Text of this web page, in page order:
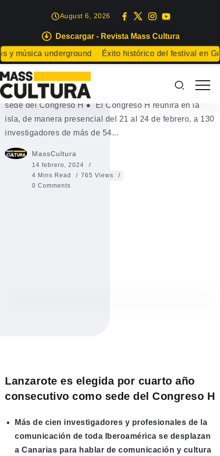
Descargar - Revista Mass Cultura
underground Éxito histórico del festival en Gran
August 6, 2026
EVENTOS
Lanzarote, sede del Congreso H
Lanzarote es elegida por cuarto año consecutivo como
sede del Congreso H ● El Congreso H reunirá en la
isla, de manera presencial del 21 al 24 de febrero, a 130
investigadores de más de 54...
MassCultura
14 febrero, 2024
4 Mins Read
765 Views
0 Comments
Lanzarote es elegida por cuarto año
consecutivo como sede del Congreso H
Más de cien investigadores y profesionales de la
comunicación de toda Iberoamérica se desplazan
a Canarias para hablar de comunicación y cultura